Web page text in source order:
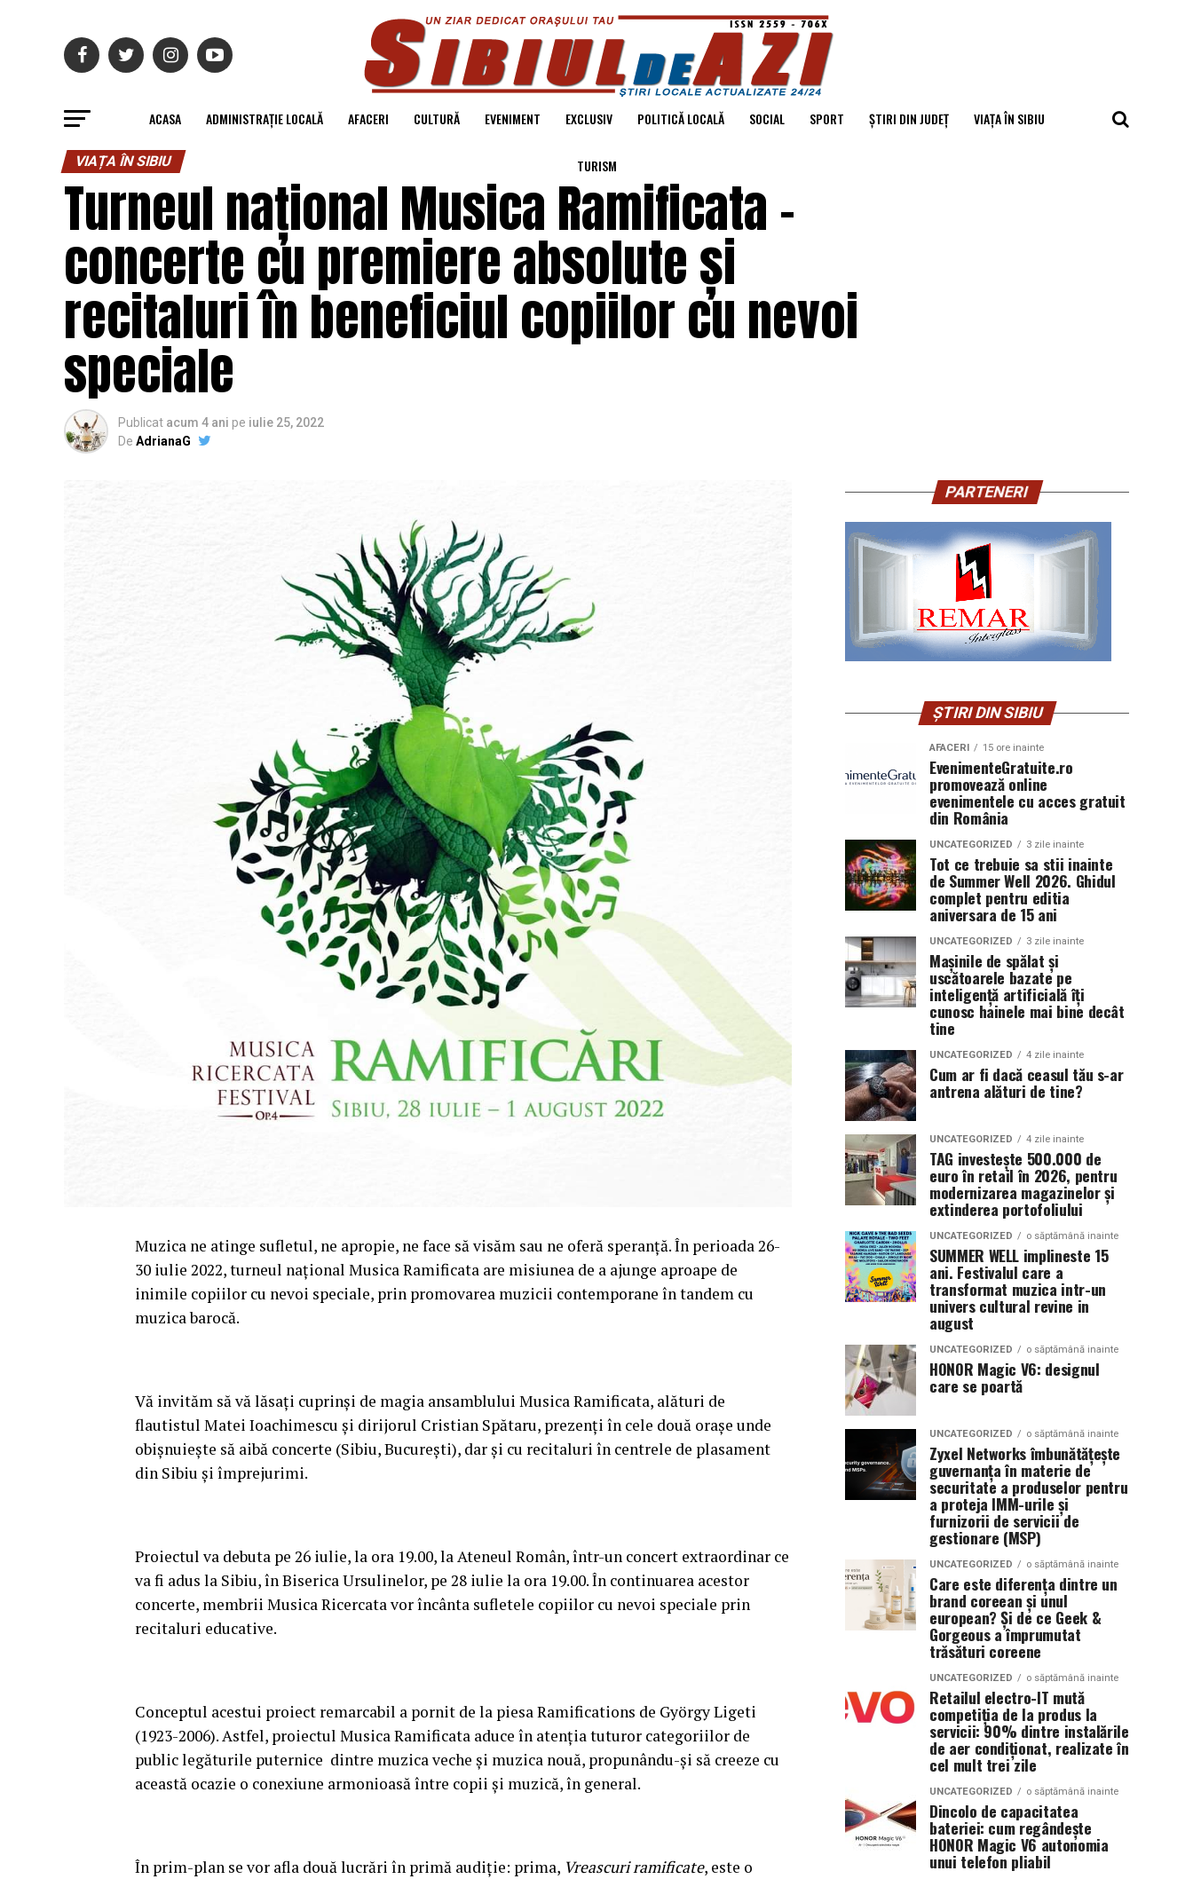
ACASA ADMINISTRAȚIE LOCALĂ AFACERI CULTURĂ EVENIMENT EXCLUSIV POLITICĂ LOCALĂ SOCIAL SPORT ȘTIRI DIN JUDEȚ VIAȚA ÎN SIBIU
TURISM
VIAȚA ÎN SIBIU
Turneul național Musica Ramificata –
concerte cu premiere absolute și
recitaluri în beneficiul copiilor cu nevoi
speciale
Publicat acum 4 ani pe iulie 25, 2022
De AdrianaG
Muzica ne atinge sufletul, ne apropie, ne face să visăm sau ne oferă speranță. În perioada 26-
30 iulie 2022, turneul național Musica Ramificata are misiunea de a ajunge aproape de
inimile copiilor cu nevoi speciale, prin promovarea muzicii contemporane în tandem cu
muzica barocă.
Vă invităm să vă lăsați cuprinși de magia ansamblului Musica Ramificata, alături de
flautistul Matei Ioachimescu și dirijorul Cristian Spătaru, prezenți în cele două orașe unde
obișnuiește să aibă concerte (Sibiu, București), dar și cu recitaluri în centrele de plasament
din Sibiu și împrejurimi.
Proiectul va debuta pe 26 iulie, la ora 19.00, la Ateneul Român, într-un concert extraordinar ce
va fi adus la Sibiu, în Biserica Ursulinelor, pe 28 iulie la ora 19.00. În continuarea acestor
concerte, membrii Musica Ricercata vor încânta sufletele copiilor cu nevoi speciale prin
recitaluri educative.
Conceptul acestui proiect remarcabil a pornit de la piesa Ramifications de György Ligeti
(1923-2006). Astfel, proiectul Musica Ramificata aduce în atenția tuturor categoriilor de
public legăturile puternice dintre muzica veche și muzica nouă, propunându-și să creeze cu
această ocazie o conexiune armonioasă între copii și muzică, în general.
În prim-plan se vor afla două lucrări în primă audiție: prima, Vreascuri ramificate, este o
PARTENERI
ȘTIRI DIN SIBIU
AFACERI 15 ore inainte
EvenimenteGratuite.ro
promovează online
evenimentele cu acces gratuit
din România
UNCATEGORIZED 3 zile inainte
Tot ce trebuie sa stii inainte
de Summer Well 2026. Ghidul
complet pentru editia
aniversara de 15 ani
UNCATEGORIZED 3 zile inainte
Mașinile de spălat și
uscătoarele bazate pe
inteligență artificială îți
cunosc hainele mai bine decât
tine
UNCATEGORIZED 4 zile inainte
Cum ar fi dacă ceasul tău s-ar
antrena alături de tine?
UNCATEGORIZED 4 zile inainte
TAG investește 500.000 de
euro în retail în 2026, pentru
modernizarea magazinelor și
extinderea portofoliului
UNCATEGORIZED o săptămână inainte
SUMMER WELL implineste 15
ani. Festivalul care a
transformat muzica intr-un
univers cultural revine in
august
UNCATEGORIZED o săptămână inainte
HONOR Magic V6: designul
care se poartă
UNCATEGORIZED o săptămână inainte
Zyxel Networks îmbunătățește
guvernanța în materie de
securitate a produselor pentru
a proteja IMM-urile și
furnizorii de servicii de
gestionare (MSP)
UNCATEGORIZED o săptămână inainte
Care este diferența dintre un
brand coreean și unul
european? Și de ce Geek &
Gorgeous a împrumutat
trăsături coreene
UNCATEGORIZED o săptămână inainte
Retailul electro-IT mută
competiția de la produs la
servicii: 90% dintre instalările
de aer condiționat, realizate în
cel mult trei zile
UNCATEGORIZED o săptămână inainte
Dincolo de capacitatea
bateriei: cum regândește
HONOR Magic V6 autonomia
unui telefon pliabil